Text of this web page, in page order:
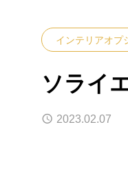
インテリアオプ
ソライ
2023.02.07